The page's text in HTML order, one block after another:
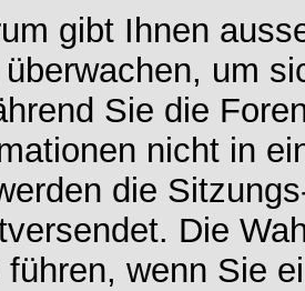
gibt Ihnen
um
Sie die
nicht in
die
Die
führen, wenn Sie